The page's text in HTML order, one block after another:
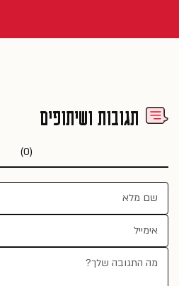
תגובות ושיתופים
(0)